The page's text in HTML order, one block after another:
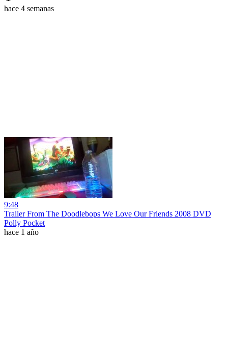
hace 4 semanas
9:48
Trailer From The Doodlebops We Love Our Friends 2008 DVD
Polly Pocket
hace 1 año